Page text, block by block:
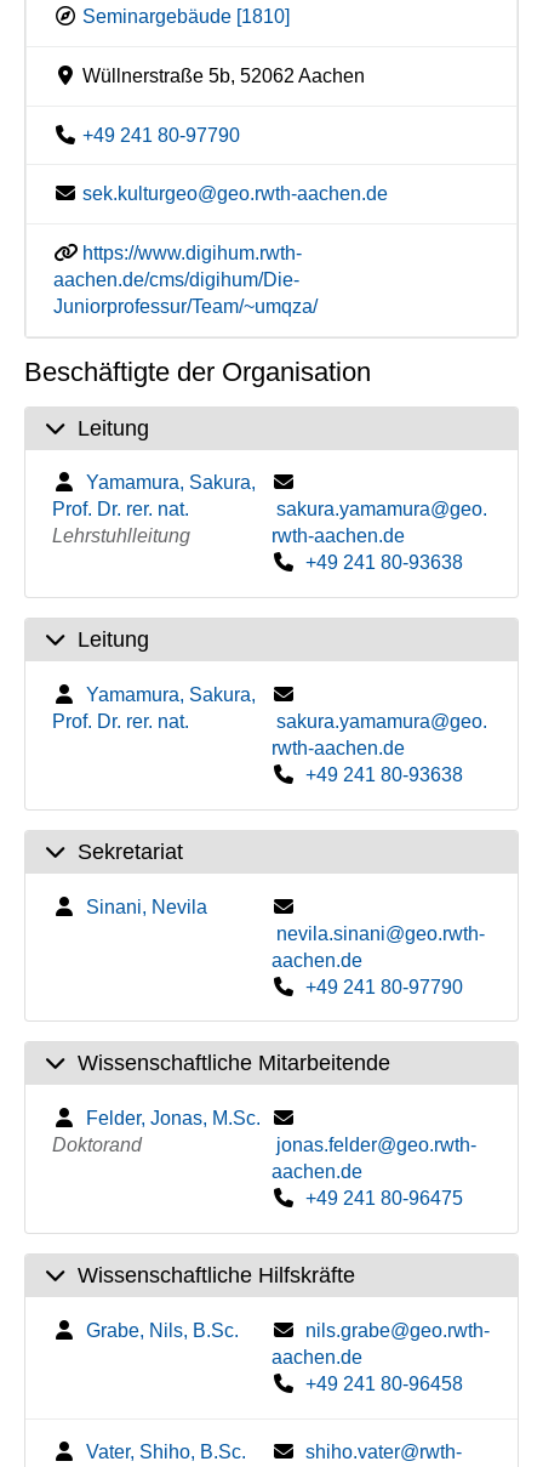
Seminargebäude [1810]
Wüllnerstraße 5b, 52062 Aachen
+49 241 80-97790
sek.kulturgeo@geo.rwth-aachen.de
https://www.digihum.rwth-
aachen.de/cms/digihum/Die-
Juniorprofessur/Team/~umqza/
Beschäftigte der Organisation
Leitung
Yamamura, Sakura,
Prof. Dr. rer. nat.
Lehrstuhlleitung
sakura.yamamura@geo.
rwth-aachen.de
+49 241 80-93638
Leitung
Yamamura, Sakura,
Prof. Dr. rer. nat.
sakura.yamamura@geo.
rwth-aachen.de
+49 241 80-93638
Sekretariat
Sinani, Nevila
nevila.sinani@geo.rwth-
aachen.de
+49 241 80-97790
Wissenschaftliche Mitarbeitende
Felder, Jonas, M.Sc.
Doktorand
jonas.felder@geo.rwth-
aachen.de
+49 241 80-96475
Wissenschaftliche Hilfskräfte
Grabe, Nils, B.Sc.
nils.grabe@geo.rwth-
aachen.de
+49 241 80-96458
Vater, Shiho, B.Sc.
shiho.vater@rwth-